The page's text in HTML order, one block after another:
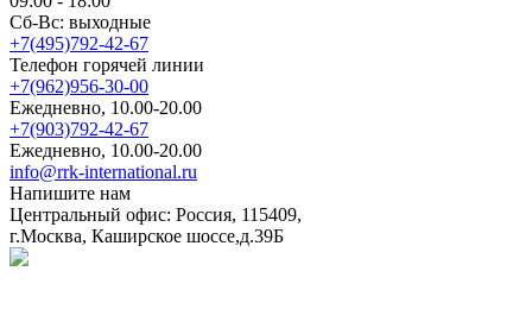
Сб-Вс: выходные
+7(495)792-42-67
Телефон горячей линии
+7(962)956-30-00
Ежедневно, 10.00-20.00
+7(903)792-42-67
Ежедневно, 10.00-20.00
info@rrk-international.ru
Напишите нам
Центральный офис: Россия, 115409,
г.Москва, Каширское шоссе,д.39Б